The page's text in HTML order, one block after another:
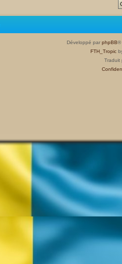
Développé par phpBB®
FTH_Tropic
Traduit